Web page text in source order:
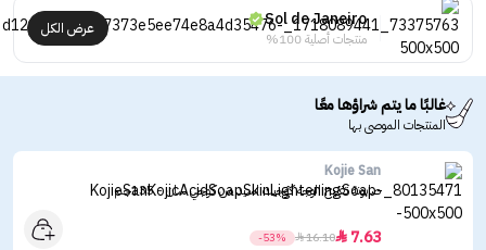
Sol de Janeiro
منتجات أصلية 100%
عرض الكل
غالبًا ما يتم شراؤها معًا
المنتجات الموصى بها
Kojie San
صابونة تفتيح الوجه كوجيك اسيد من كوجي سان - 135جم
7.63

16.10

-53%